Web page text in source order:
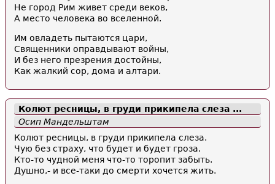
Не город Рим живет среди веков,
А место человека во вселенной.
Им овладеть пытаются цари,
Священники оправдывают войны,
И без него презрения достойны,
Как жалкий сор, дома и алтари.
Колют ресницы, в груди прикипела слеза ...
Осип Мандельштам
Колют ресницы, в груди прикипела слеза.
Чую без страху, что будет и будет гроза.
Кто-то чудной меня что-то торопит забыть.
Душно,- и все-таки до смерти хочется жить.